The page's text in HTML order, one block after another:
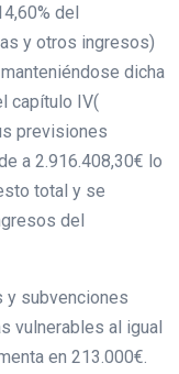
del
y otros ingresos)
dicha
capítulo IV(
previsiones
a 2.916.408,30€ lo
total y se
del
y subvenciones
vulnerables al igual
en 213.000€.